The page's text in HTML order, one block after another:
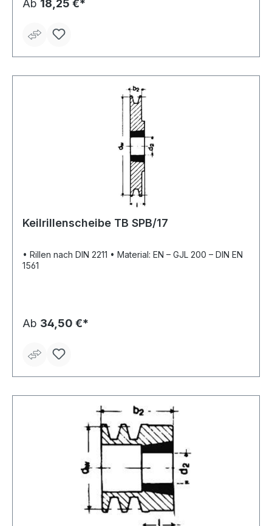
Ab 18,25 €*
Keilrillenscheibe TB SPB/17
• Rillen nach DIN 2211 • Material: EN – GJL 200 – DIN EN
1561
Ab 34,50 €*